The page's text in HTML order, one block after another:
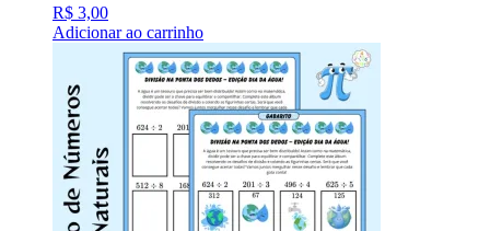
R$ 3,00
Adicionar ao carrinho